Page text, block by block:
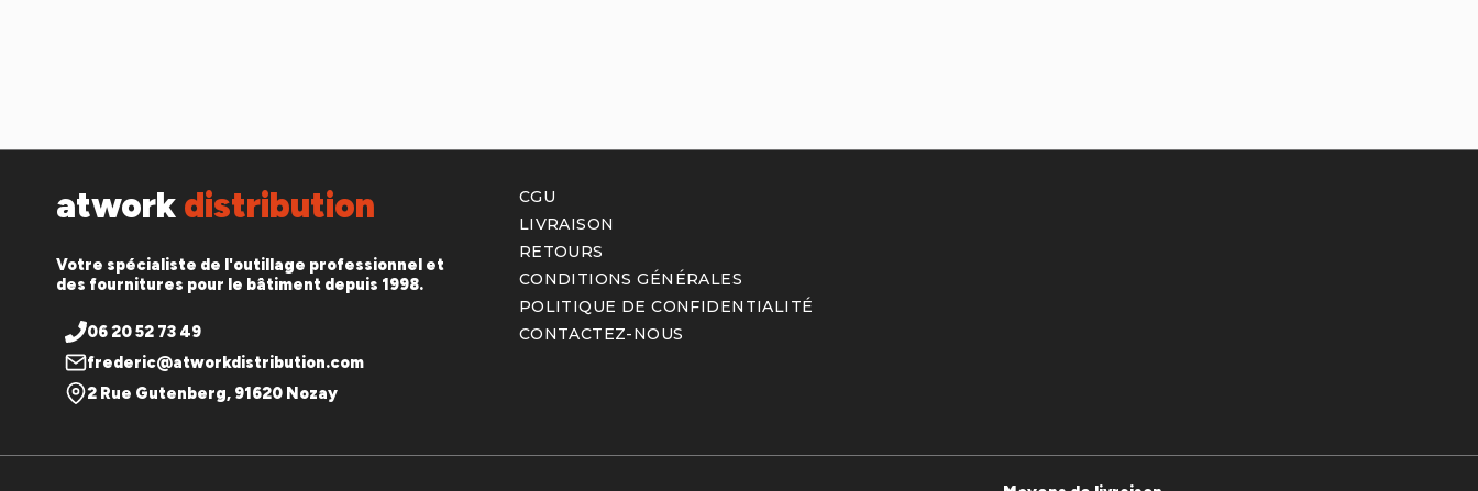
atwork distribution
Votre spécialiste de l'outillage professionnel et
des fournitures pour le bâtiment depuis 1998.
06 20 52 73 49
frederic@atworkdistribution.com
2 Rue Gutenberg, 91620 Nozay
CGU
LIVRAISON
RETOURS
CONDITIONS GÉNÉRALES
POLITIQUE DE CONFIDENTIALITÉ
CONTACTEZ-NOUS